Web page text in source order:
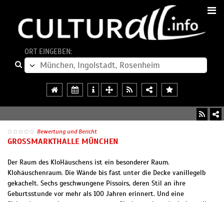
ORT EINGEBEN:
Bewertung und Bericht
GROSSMARKTHALLE MÜNCHEN
Der Raum des KloHäuschens ist ein besonderer Raum.
Klohäuschenraum. Die Wände bis fast unter die Decke vanillegelb
gekachelt. Sechs geschwungene Pissoirs, deren Stil an ihre
Geburtsstunde vor mehr als 100 Jahren erinnert. Und eine